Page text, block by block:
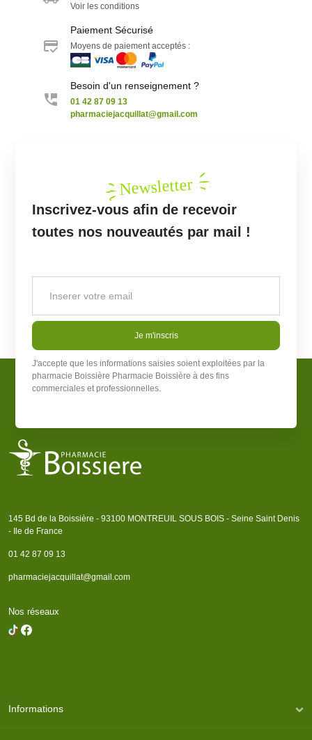
Voir les conditions
Paiement Sécurisé
Moyens de paiement acceptés :
Besoin d'un renseignement ?
01 42 87 09 13
pharmaciejacquillat@gmail.com
Newsletter
Inscrivez-vous afin de recevoir
toutes nos nouveautés par mail !
Je m'inscris
J'accepte que les informations saisies soient exploitées par la
pharmacie Boissière Pharmacie Boissière à des fins
commerciales et professionnelles.
145 Bd de la Boissière - 93100 MONTREUIL SOUS BOIS - Seine Saint Denis
- Ile de France
01 42 87 09 13
pharmaciejacquillat@gmail.com
Nos réseaux
Informations